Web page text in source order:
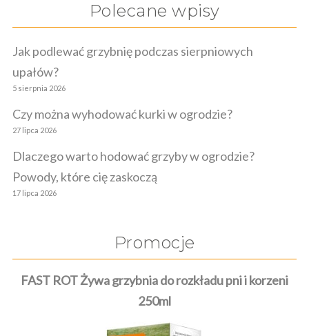
Polecane wpisy
Jak podlewać grzybnię podczas sierpniowych
upałów?
5 sierpnia 2026
Czy można wyhodować kurki w ogrodzie?
27 lipca 2026
Dlaczego warto hodować grzyby w ogrodzie?
Powody, które cię zaskoczą
17 lipca 2026
Promocje
FAST ROT Żywa grzybnia do rozkładu pni i korzeni
250ml